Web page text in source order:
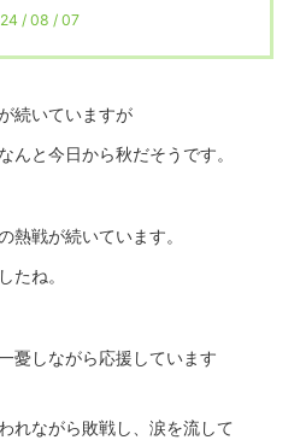
/ 08 / 07
続いていますが
んと今日から秋だそうです。
熱戦が続いています。
たね。
憂しながら応援しています
れながら敗戦し、涙を流して